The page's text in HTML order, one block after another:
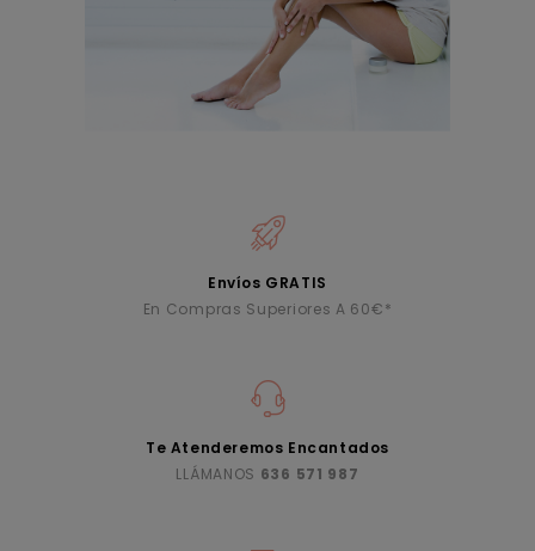
Envíos GRATIS
En Compras Superiores A 60€*
Te Atenderemos Encantados
LLÁMANOS 636 571 987